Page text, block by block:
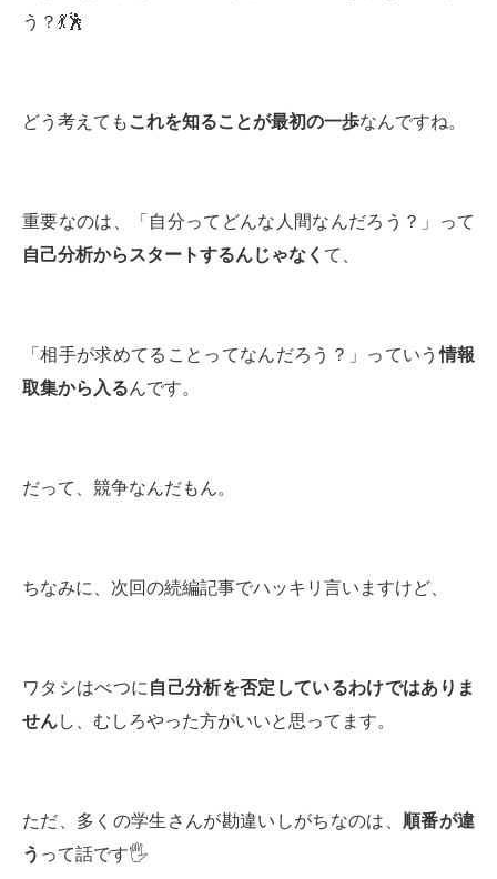
う？💃🕺
どう考えても これを知ることが最初の一歩なんですね。
重要なのは、「自分ってどんな人間なんだろう？」って
自己分析からスタートするんじゃなく て、
「相手が求めてることってなんだろう？」っていう情報
取集から入るんです。
だって、競争なんだもん。
ちなみに、次回の続編記事でハッキリ言いますけど、
ワタシはべつに自己分析を否定しているわけではありま
せんし、むしろやった方がいいと思ってます。
ただ、多くの学生さんが勘違いしがちなのは、 順番が違
う って話です🖐